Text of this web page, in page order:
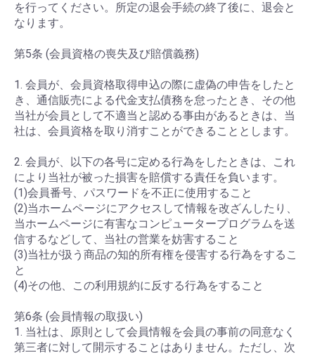
を行ってください。所定の退会手続の終了後に、退会と
なります。
第5条 (会員資格の喪失及び賠償義務)
1. 会員が、会員資格取得申込の際に虚偽の申告をしたと
き、通信販売による代金支払債務を怠ったとき、その他
当社が会員として不適当と認める事由があるときは、当
社は、会員資格を取り消すことができることとします。
2. 会員が、以下の各号に定める行為をしたときは、これ
により当社が被った損害を賠償する責任を負います。
(1)会員番号、パスワードを不正に使用すること
(2)当ホームページにアクセスして情報を改ざんしたり、
当ホームページに有害なコンピュータープログラムを送
信するなどして、当社の営業を妨害すること
(3)当社が扱う商品の知的所有権を侵害する行為をするこ
と
(4)その他、この利用規約に反する行為をすること
第6条 (会員情報の取扱い)
1. 当社は、原則として会員情報を会員の事前の同意なく
第三者に対して開示することはありません。ただし、次